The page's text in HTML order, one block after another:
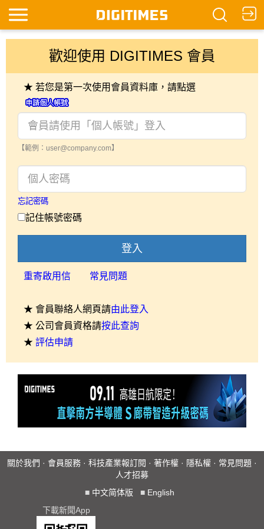
歡迎使用 DIGITIMES 會員
★ 若您是第一次使用會員資料庫，請點選
【範例：user@company.com】
忘記密碼
記住帳號密碼
登入
重寄啟用信 常見問題
★ 會員聯絡人網頁請由此登入
★ 公司會員資格請按此查詢
★ 評估申請
關於我們 · 會員服務 · 科技產業報訂閱 · 著作權 · 隱私權 · 常見問題 ·
人才招募
■ 中文简体版 ■ English
下載新聞App